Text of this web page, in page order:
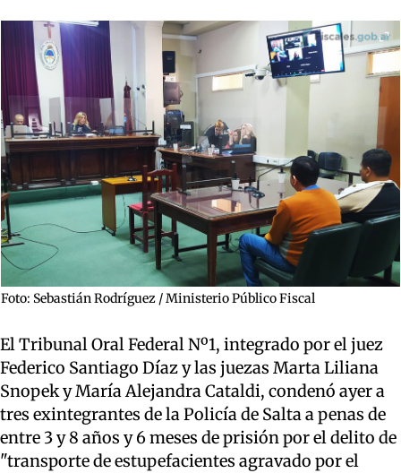
Foto: Sebastián Rodríguez / Ministerio Público Fiscal
El Tribunal Oral Federal Nº1, integrado por el juez
Federico Santiago Díaz y las juezas Marta Liliana
Snopek y María Alejandra Cataldi, condenó ayer a
tres exintegrantes de la Policía de Salta a penas de
entre 3 y 8 años y 6 meses de prisión por el delito de
"transporte de estupefacientes agravado por el